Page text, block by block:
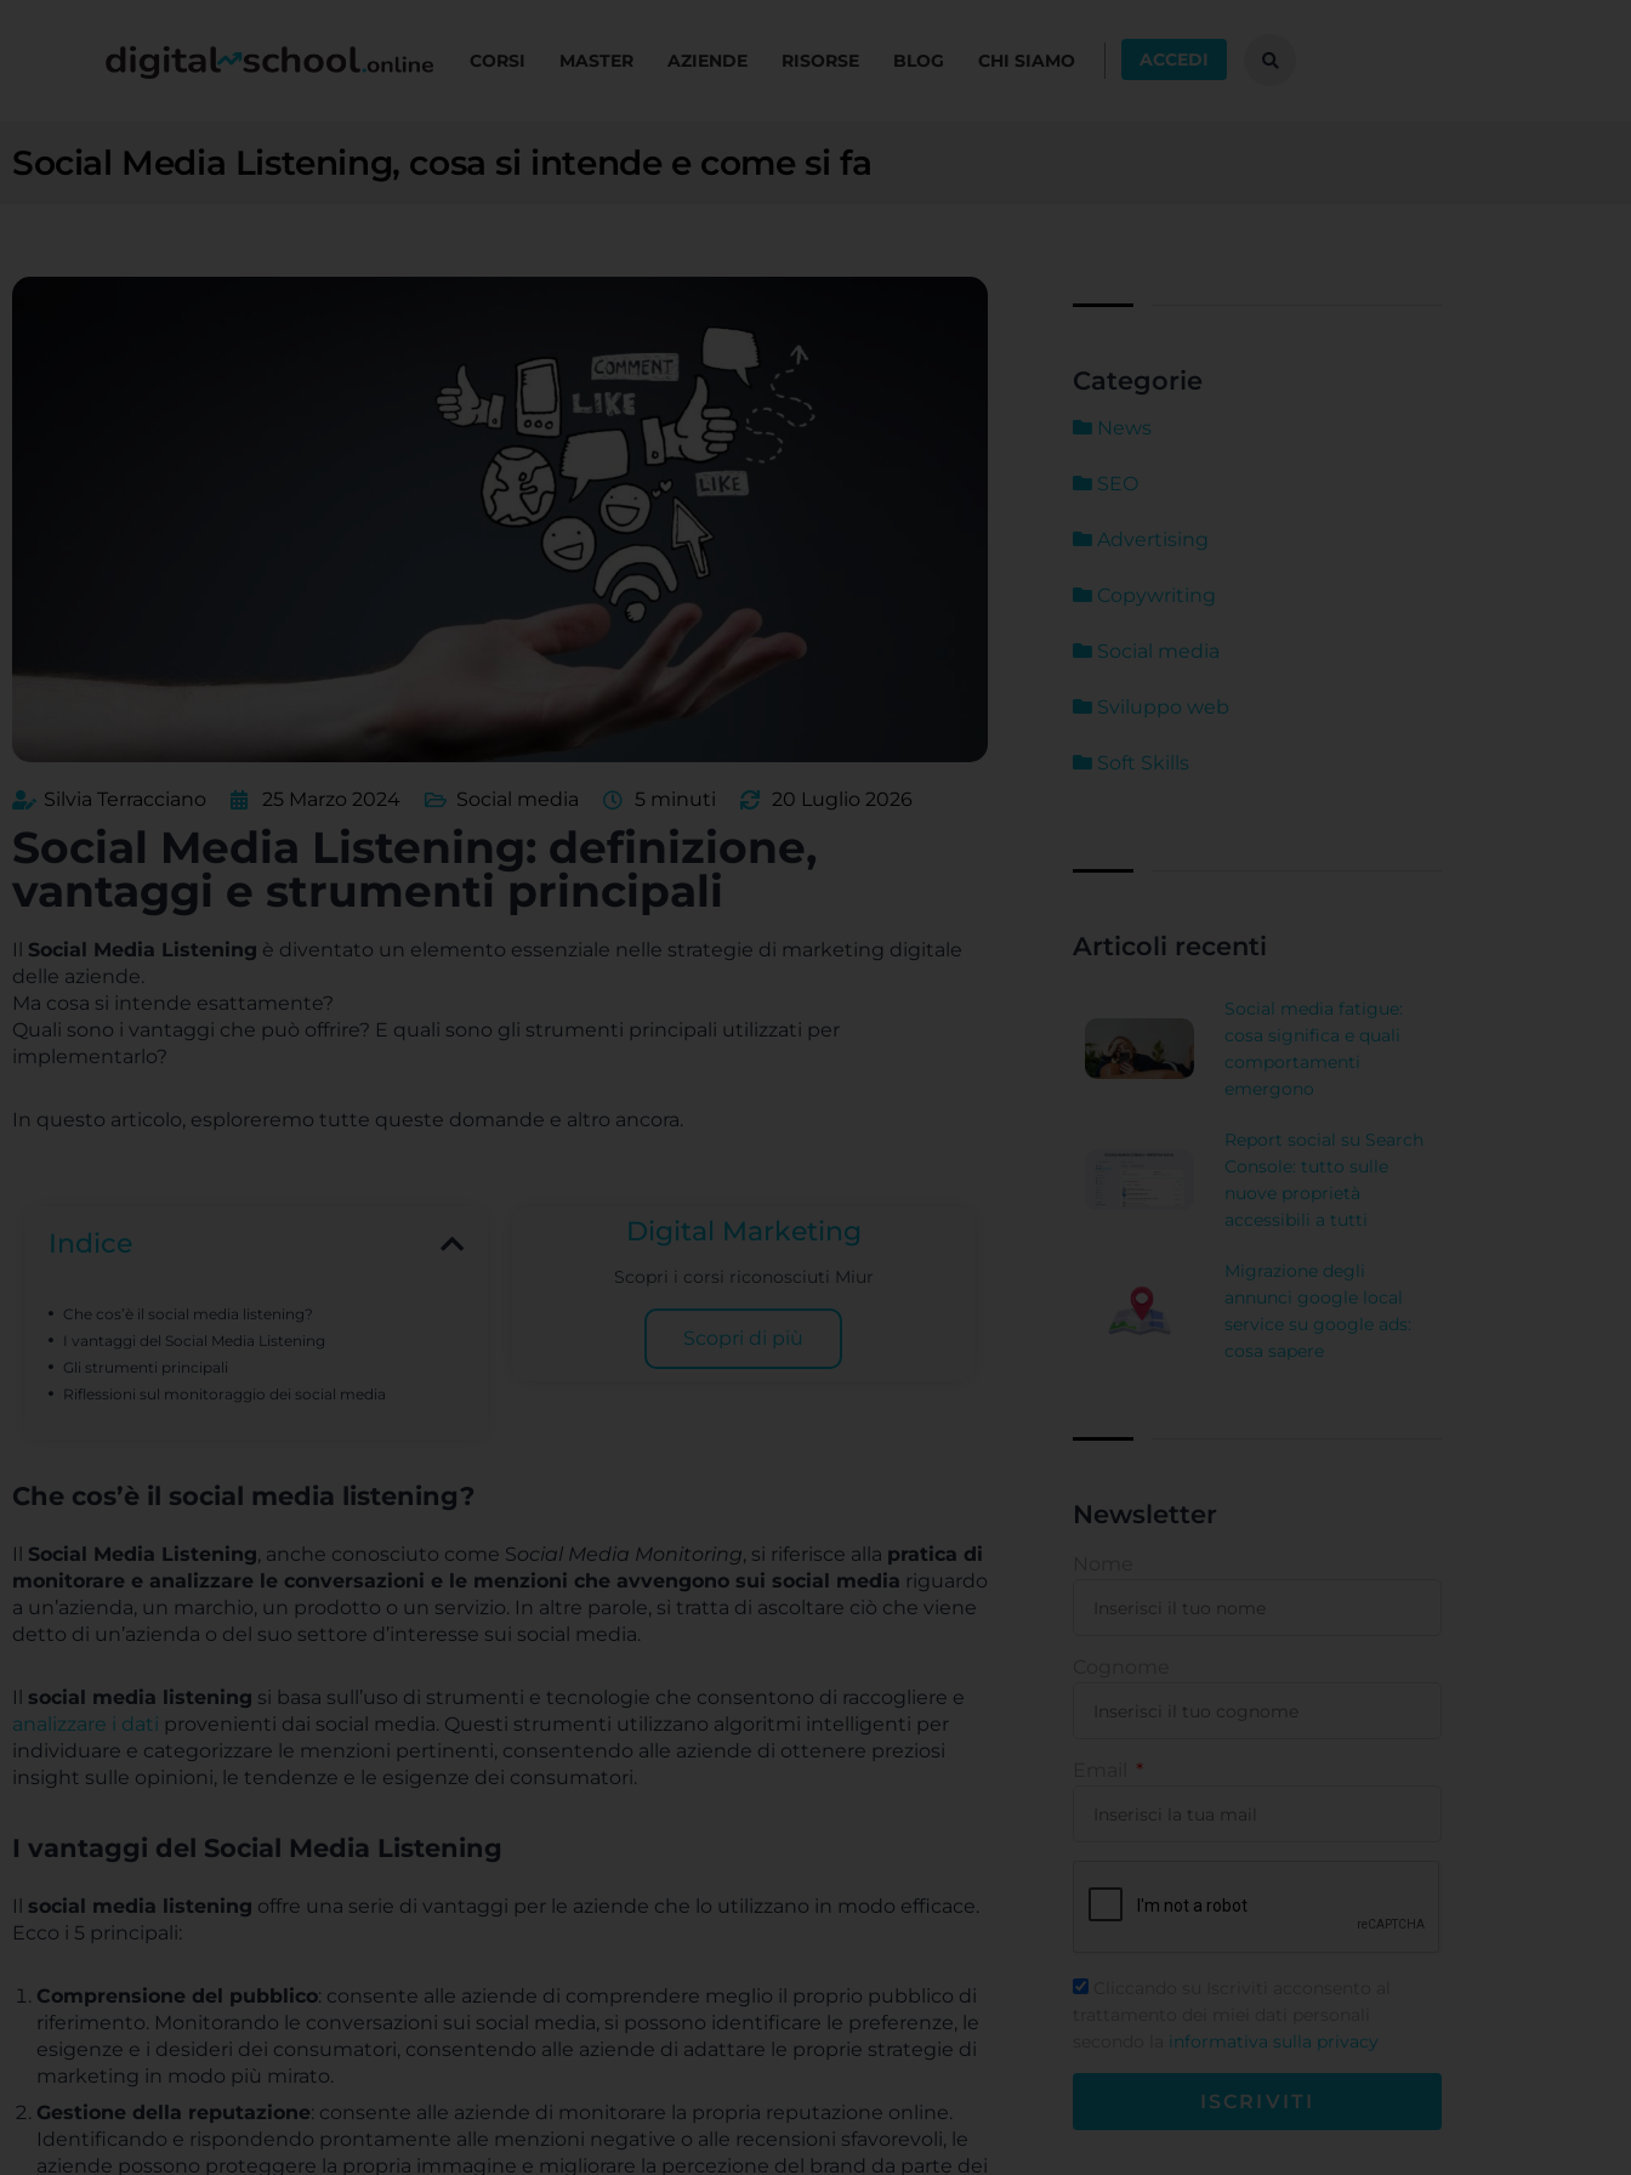
ACCEDI
CORSI MASTER AZIENDE RISORSE BLOG CHI SIAMO
Social Media Listening, cosa si intende e come si fa
Silvia Terracciano 25 Marzo 2024 Social media 5 minuti 20 Luglio 2026
Social Media Listening: definizione,
vantaggi e strumenti principali
Il Social Media Listening è diventato un elemento essenziale nelle strategie di marketing digitale
delle aziende.
Ma cosa si intende esattamente?
Quali sono i vantaggi che può offrire? E quali sono gli strumenti principali utilizzati per
implementarlo?
In questo articolo, esploreremo tutte queste domande e altro ancora.
Indice
Che cos’è il social media listening?
I vantaggi del Social Media Listening
Gli strumenti principali
Riflessioni sul monitoraggio dei social media
Digital Marketing
Scopri i corsi riconosciuti Miur
Scopri di più
Che cos’è il social media listening?
Il Social Media Listening, anche conosciuto come Social Media Monitoring, si riferisce alla pratica di
monitorare e analizzare le conversazioni e le menzioni che avvengono sui social media riguardo
a un’azienda, un marchio, un prodotto o un servizio. In altre parole, si tratta di ascoltare ciò che viene
detto di un’azienda o del suo settore d’interesse sui social media.
Il social media listening si basa sull’uso di strumenti e tecnologie che consentono di raccogliere e
analizzare i dati provenienti dai social media. Questi strumenti utilizzano algoritmi intelligenti per
individuare e categorizzare le menzioni pertinenti, consentendo alle aziende di ottenere preziosi
insight sulle opinioni, le tendenze e le esigenze dei consumatori.
I vantaggi del Social Media Listening
Il social media listening offre una serie di vantaggi per le aziende che lo utilizzano in modo efficace.
Ecco i 5 principali:
Comprensione del pubblico: consente alle aziende di comprendere meglio il proprio pubblico di
riferimento. Monitorando le conversazioni sui social media, si possono identificare le preferenze, le
esigenze e i desideri dei consumatori, consentendo alle aziende di adattare le proprie strategie di
marketing in modo più mirato.
Gestione della reputazione: consente alle aziende di monitorare la propria reputazione online.
Identificando e rispondendo prontamente alle menzioni negative o alle recensioni sfavorevoli, le
aziende possono proteggere la propria immagine e migliorare la percezione del brand da parte dei
Categorie
News
SEO
Advertising
Copywriting
Social media
Sviluppo web
Soft Skills
Articoli recenti
Social media fatigue:
cosa significa e quali
comportamenti
emergono
Report social su Search
Console: tutto sulle
nuove proprietà
accessibili a tutti
Migrazione degli
annunci google local
service su google ads:
cosa sapere
Newsletter
informativa sulla privacy
ISCRIVITI